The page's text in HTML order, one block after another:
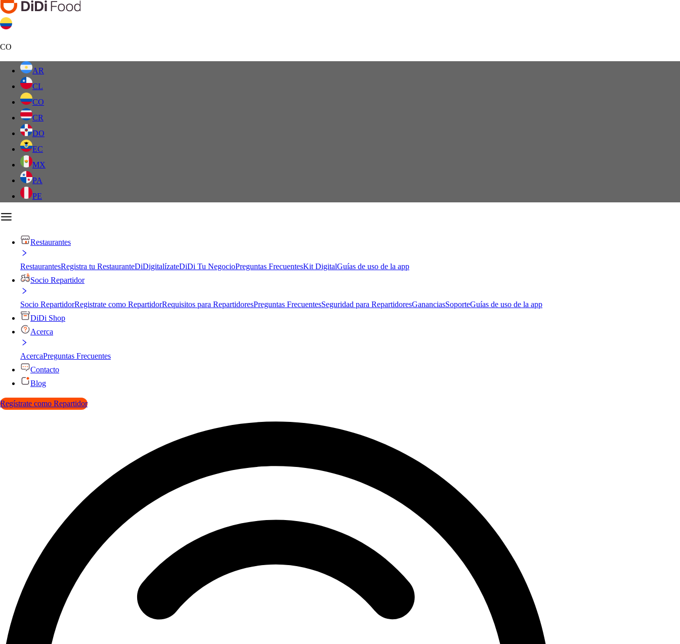
CO
AR
CL
CO
CR
DO
EC
MX
PA
PE
Restaurantes
RestaurantesRegistra tu RestauranteDiDigitalízateDiDi Tu NegocioPreguntas FrecuentesKit DigitalGuías de uso de la app
Socio Repartidor
Socio RepartidorRegistrate como RepartidorRequisitos para RepartidoresPreguntas FrecuentesSeguridad para RepartidoresGananciasSoporteGuías de uso de la app
DiDi Shop
Acerca
AcercaPreguntas Frecuentes
Contacto
Blog
Regístrate como Repartidor